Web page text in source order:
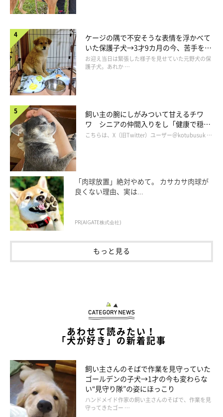
ケージの隅で不安そうな表情を浮かべて
いた保護子犬→3才9カ月の今、苦手を克
服し頼もしいコに成長！
お迎え当日は緊張した様子を見せていた元野犬の保
護子犬。あれか …
飼い主の腕にしがみついて甘えるチワ
ワ シニアの仲間入りをし「健康で穏や
かな暮らしが続いてほしい」と願う
こちらは、X（旧Twitter）ユーザー＠kotubusuk …
「肉球放置」絶対やめて。 カサカサ肉球が
良くない理由、実は...
PR(AIGATE株式会社)
もっと見る
あわせて読みたい！
「犬が好き」の新着記事
飼い主さんのそばで作業を見守っていた
ゴールデンの子犬→1才の今も変わらな
い“見守り隊”の姿にほっこり
ハンドメイド作家の飼い主さんのそばで、作業を見
守ってきたゴー …